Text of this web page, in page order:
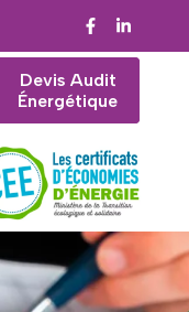
Devis Audit
Énergétique